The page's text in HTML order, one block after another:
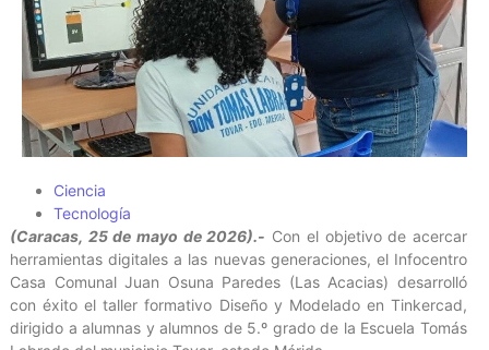
Ciencia
Tecnología
(Caracas, 25 de mayo de 2026).- Con el objetivo de acercar
herramientas digitales a las nuevas generaciones, el Infocentro
Casa Comunal Juan Osuna Paredes (Las Acacias) desarrolló
con éxito el taller formativo Diseño y Modelado en Tinkercad,
dirigido a alumnas y alumnos de 5.º grado de la Escuela Tomás